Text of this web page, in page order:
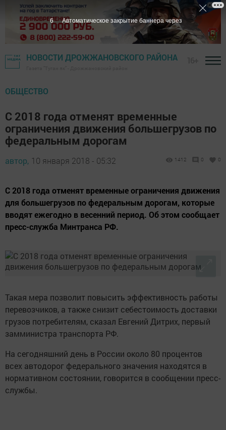
НОВОСТИ ДРОЖЖАНОВСКОГО РАЙОНА
ОБЩЕСТВО
С 2018 года отменят временные
ограничения движения большегрузов по
федеральным дорогам
автор, 10 января 2018 - 05:32 1412 0 0
С 2018 года отменят временные ограничения движения
для большегрузов по федеральным дорогам, которые
вводят ежегодно в весенний период. Об этом сообщает
пресс-служба Минтранса РФ.
Такая мера позволит повысить эффективность работы
перевозчиков, а также снизит себестоимость доставки
грузов потребителям, сказал Евгений Дитрих, первый
замминистра транспорта РФ.
На сегодняшний день в России около 80 процентов
всех автодорог федерального значения находятся в
нормативном состоянии, говорится в сообщении пресс-
службы.
5 Автоматическое закрытие баннера через